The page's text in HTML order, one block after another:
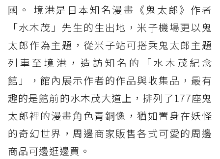
國。 境港是日本知名漫畫《鬼太郎》作者
「水木茂」先生的生出地，米子機場更以鬼
太郎作為主題，從米子站可搭乘鬼太郎主題
列車至境港，造訪知名的「水木茂紀念
館」，館內展示作者的作品與收集品，最有
趣的是館前的水木茂大道上，排列了177座鬼
太郎裡的漫畫角色青銅像，猶如置身在妖怪
的奇幻世界，周邊商家販售各式可愛的周邊
商品可邊逛邊買。